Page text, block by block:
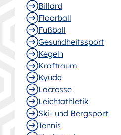
Billard
Floorball
Fußball
Gesund­heitssport
Kegeln
Kraftraum
Kyudo
Lacrosse
Leichtathletik
Ski- und Bergsport
Tennis